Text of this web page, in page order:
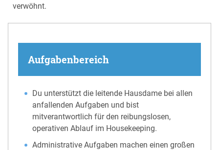
verwöhnt.
Aufgabenbereich
Du unterstützt die leitende Hausdame bei allen
anfallenden Aufgaben und bist
mitverantwortlich für den reibungslosen,
operativen Ablauf im Housekeeping.
Administrative Aufgaben machen einen großen